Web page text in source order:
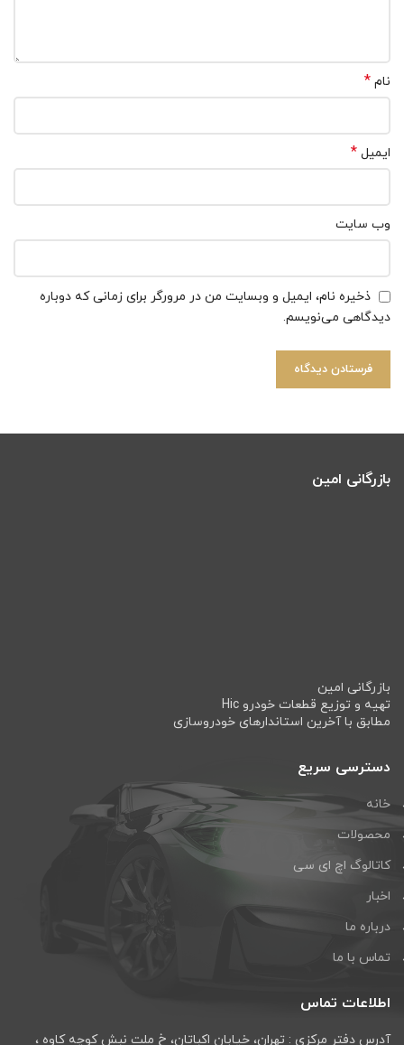
نام *
ایمیل *
وب‌ سایت
ذخیره نام، ایمیل و وبسایت من در مرورگر برای زمانی که دوباره
دیدگاهی می‌نویسم.
بازرگانی امین
بازرگانی امین
تهیه و توزیع قطعات خودرو Hic
مطابق با آخرین استاندارهای خودروسازی
دسترسی سریع
خانه
محصولات
کاتالوگ اچ ای سی
اخبار
درباره ما
تماس با ما
اطلاعات تماس
آدرس دفتر مرکزی : تهران، خيابان اكباتان، خ ملت نبش كوچه كاوه ،